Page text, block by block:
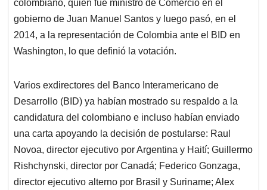
colombiano, quien fue ministro de Comercio en el
gobierno de Juan Manuel Santos y luego pasó, en el
2014, a la representación de Colombia ante el BID en
Washington, lo que definió la votación.
Varios exdirectores del Banco Interamericano de
Desarrollo (BID) ya habían mostrado su respaldo a la
candidatura del colombiano e incluso habían enviado
una carta apoyando la decisión de postularse: Raul
Novoa, director ejecutivo por Argentina y Haití; Guillermo
Rishchynski, director por Canadá; Federico Gonzaga,
director ejecutivo alterno por Brasil y Suriname; Alex